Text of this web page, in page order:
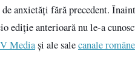
anxietăți fără precedent.
ediție anterioară nu le-a
Mediași ale salecanale